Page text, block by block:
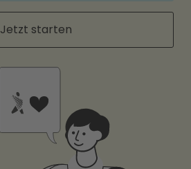
Jetzt starten